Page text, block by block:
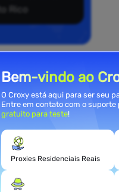
Rico
Rico
Bem-vindo ao
O Croxy está aqui para ser seu
Entre em contato com o suporte
gratuito para teste!
Proxies Residenciais Reais